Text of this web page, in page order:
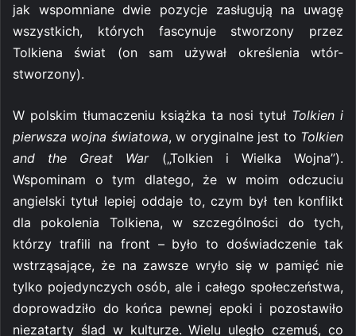
jak wspomniane dwie pozycje zasługują na uwagę
wszystkich, których fascynuje stworzony przez
Tolkiena świat (on sam używał określenia wtór-
stworzony).
W polskim tłumaczeniu książka ta nosi tytuł Tolkien i
pierwsza wojna światowa, w oryginalne jest to Tolkien
and the Great War(„Tolkien i Wielka Wojna”).
Wspominam o tym dlatego, że w moim odczuciu
angielski tytuł lepiej oddaje to, czym był ten konflikt
dla pokolenia Tolkiena, w szczególności do tych,
którzy trafili na front – było to doświadczenie tak
wstrząsające, że na zawsze wryło się w pamięć nie
tylko pojedynczych osób, ale i całego społeczeństwa,
doprowadziło do końca pewnej epoki i pozostawiło
niezatarty ślad w kulturze. Wielu uległo czemuś, co